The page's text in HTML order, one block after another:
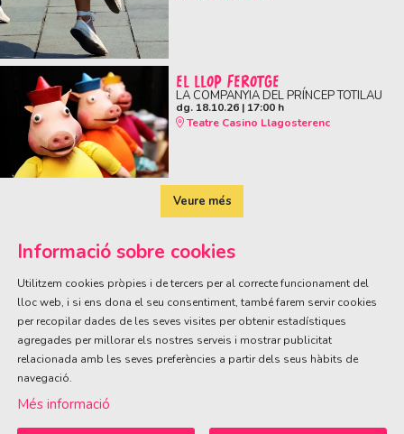
EL LLOP FEROTGE
LA COMPANYIA DEL PRÍNCEP TOTILAU
dg. 18.10.26| 17:00 h
Teatre Casino Llagosterenc
Veure més
ÀREA DE CULTURA
Olivareta, 38 · T. 972 83 00 05
cultura@llagostera.cat
Sitemap
Informació sobre cookies
Utilitzem cookies pròpies i de tercers per al correcte funcionament del
lloc web, i si ens dona el seu consentiment, també farem servir cookies
per recopilar dades de les seves visites per obtenir estadístiques
agregades per millorar els nostres serveis i mostrar publicitat
relacionada amb les seves preferències a partir dels seus hàbits de
navegació.
Més informació